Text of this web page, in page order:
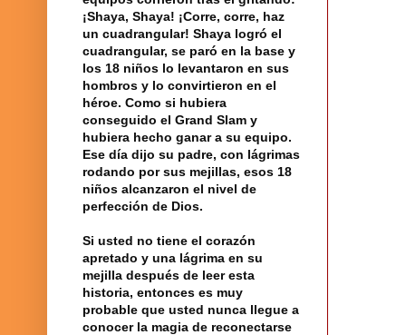
¡Shaya, Shaya! ¡Corre, corre, haz
un cuadrangular! Shaya logró el
cuadrangular, se paró en la base y
los 18 niños lo levantaron en sus
hombros y lo convirtieron en el
héroe. Como si hubiera
conseguido el Grand Slam y
hubiera hecho ganar a su equipo.
Ese día dijo su padre, con lágrimas
rodando por sus mejillas, esos 18
niños alcanzaron el nivel de
perfección de Dios.
Si usted no tiene el corazón
apretado y una lágrima en su
mejilla después de leer esta
historia, entonces es muy
probable que usted nunca llegue a
conocer la magia de reconectarse